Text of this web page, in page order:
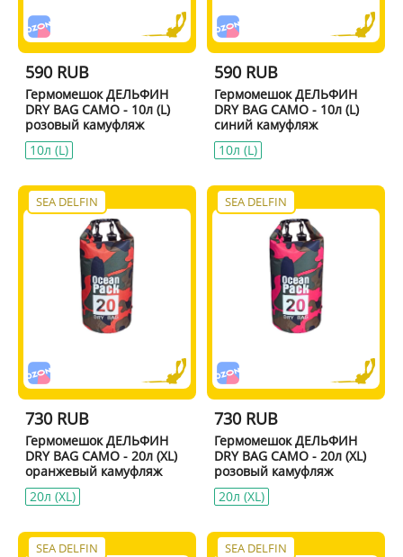
590 RUB
Гермомешок ДЕЛЬФИН
DRY BAG CAMO - 10л (L)
розовый камуфляж
10л (L)
590 RUB
Гермомешок ДЕЛЬФИН
DRY BAG CAMO - 10л (L)
синий камуфляж
10л (L)
SEA DELFIN
730 RUB
Гермомешок ДЕЛЬФИН
DRY BAG CAMO - 20л (XL)
оранжевый камуфляж
20л (XL)
SEA DELFIN
730 RUB
Гермомешок ДЕЛЬФИН
DRY BAG CAMO - 20л (XL)
розовый камуфляж
20л (XL)
SEA DELFIN SEA DELFIN